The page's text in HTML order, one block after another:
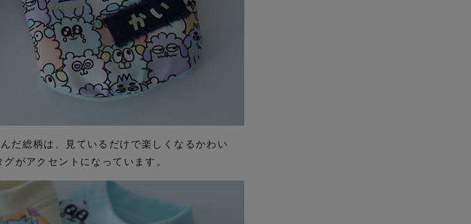
だ総柄は、見ているだけで楽しくなるかわい
がアクセントになっています。